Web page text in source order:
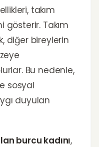
takım
gösterir. Takım
diğer bireylerin
Bu nedenle,
sosyal
duyulan
burcu kadını,